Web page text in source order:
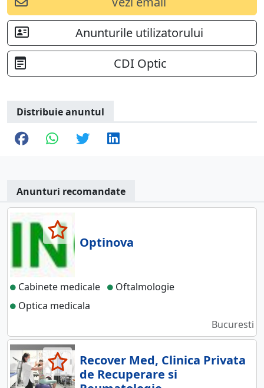
Anunturile utilizatorului
CDI Optic
Distribuie anuntul
Anunturi recomandate
Optinova
Cabinete medicale
Oftalmologie
Optica medicala
Bucuresti
Recover Med, Clinica Privata
de Recuperare si